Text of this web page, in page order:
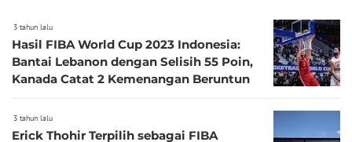
3 tahun lalu
Hasil FIBA World Cup 2023 Indonesia:
Bantai Lebanon dengan Selisih 55 Poin,
Kanada Catat 2 Kemenangan Beruntun
3 tahun lalu
Erick Thohir Terpilih sebagai FIBA